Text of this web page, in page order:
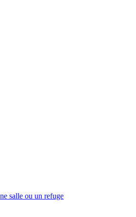
salle ou un refuge